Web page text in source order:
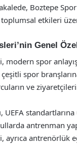
Boztepe
etkileri
Genel
modern spor
spor
ve
UEFA
antrenman
ayrıca